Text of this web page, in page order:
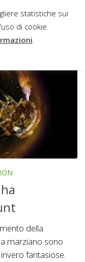
della
marziano sono
fantasiose.
statistiche sui
di cookie.